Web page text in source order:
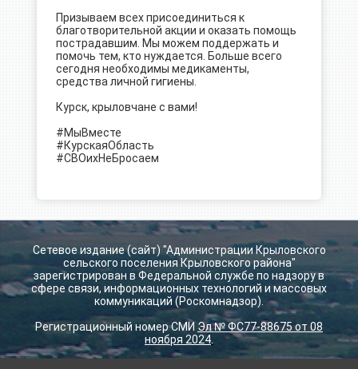
Призываем всех присоединиться к
благотворительной акции и оказать помощь
пострадавшим. Мы можем поддержать и
помочь тем, кто нуждается. Больше всего
сегодня необходимы медикаменты,
средства личной гигиены.
Курск, крыловчане с вами!
#МыВместе
#КурскаяОбласть
#СВОихНеБросаем
Сетевое издание (сайт) "Администрации Крыловского
сельского поселения Крыловского района"
зарегистрирован в Федеральной службе по надзору в
сфере связи, информационных технологий и массовых
коммуникаций (Роскомнадзор).
Регистрационный номер СМИ Эл № ФС77-88675 от 08
ноября 2024.